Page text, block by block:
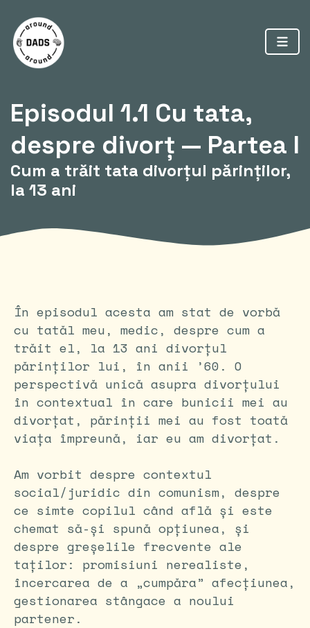
Episodul 1.1 Cu tata,
despre divorț — Partea I
Cum a trăit tata divorțul părinților,
la 13 ani
În episodul acesta am stat de vorbă
cu tatăl meu, medic, despre cum a
trăit el, la 13 ani divorțul
părinților lui, în anii ’60. O
perspectivă unică asupra divorțului
în contextual în care bunicii mei au
divorțat, părinții mei au fost toată
viața împreună, iar eu am divorțat.
Am vorbit despre contextul
social/juridic din comunism, despre
ce simte copilul când află și este
chemat să-și spună opțiunea, și
despre greșelile frecvente ale
taților: promisiuni nerealiste,
încercarea de a „cumpăra” afecțiunea,
gestionarea stângace a noului
partener.